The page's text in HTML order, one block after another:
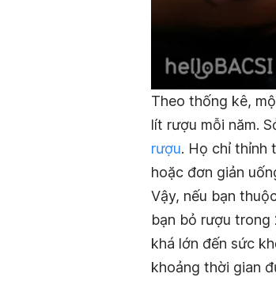
Theo thống kê,
lít rượu mỗi năm.
rượu. Họ chỉ thỉnh
hoặc đơn giản
Vậy, nếu bạn
bạn bỏ rượu trong
khá lớn đến sức
khoảng thời gian